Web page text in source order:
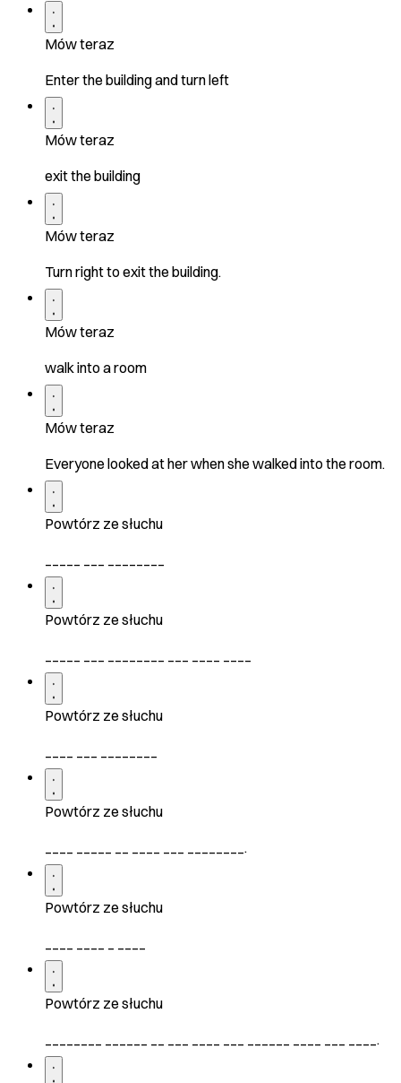
Mów teraz
Enter the building and turn left
Mów teraz
exit the building
Mów teraz
Turn right to exit the building.
Mów teraz
walk into a room
Mów teraz
Everyone looked at her when she walked into the room.
Powtórz ze słuchu
Powtórz ze słuchu
Powtórz ze słuchu
Powtórz ze słuchu
____ _____ __ ____ ___ ________.
Powtórz ze słuchu
Powtórz ze słuchu
________ ______ __ ___ ____ ___ ______ ____ ___ ____.